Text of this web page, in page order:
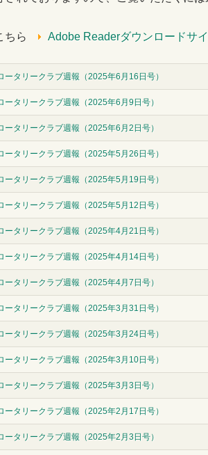
ちら
Adobe Readerダウンロードサ
タリークラブ週報（2025年6月16日号）
タリークラブ週報（2025年6月9日号）
タリークラブ週報（2025年6月2日号）
タリークラブ週報（2025年5月26日号）
タリークラブ週報（2025年5月19日号）
タリークラブ週報（2025年5月12日号）
タリークラブ週報（2025年4月21日号）
タリークラブ週報（2025年4月14日号）
タリークラブ週報（2025年4月7日号）
タリークラブ週報（2025年3月31日号）
タリークラブ週報（2025年3月24日号）
タリークラブ週報（2025年3月10日号）
タリークラブ週報（2025年3月3日号）
タリークラブ週報（2025年2月17日号）
タリークラブ週報（2025年2月3日号）